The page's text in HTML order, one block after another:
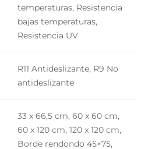
temperaturas, Resistencia
bajas temperaturas,
Resistencia UV
R11 Antideslizante, R9 No
antideslizante
33 x 66,5 cm, 60 x 60 cm,
60 x 120 cm, 120 x 120 cm,
Borde rendondo 45×75,